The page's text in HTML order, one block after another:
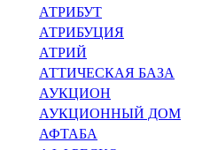
АТРИБУТ
АТРИБУЦИЯ
АТРИЙ
АТТИЧЕСКАЯ БАЗА
АУКЦИОН
АУКЦИОННЫЙ ДОМ
АФТАБА